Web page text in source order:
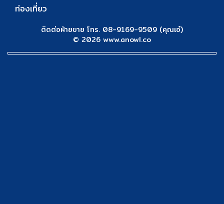
ท่องเที่ยว
ติดต่อฝ่ายขาย โทร. 08-9169-9509 (คุณเอ๋)
© 2026 www.anowl.co